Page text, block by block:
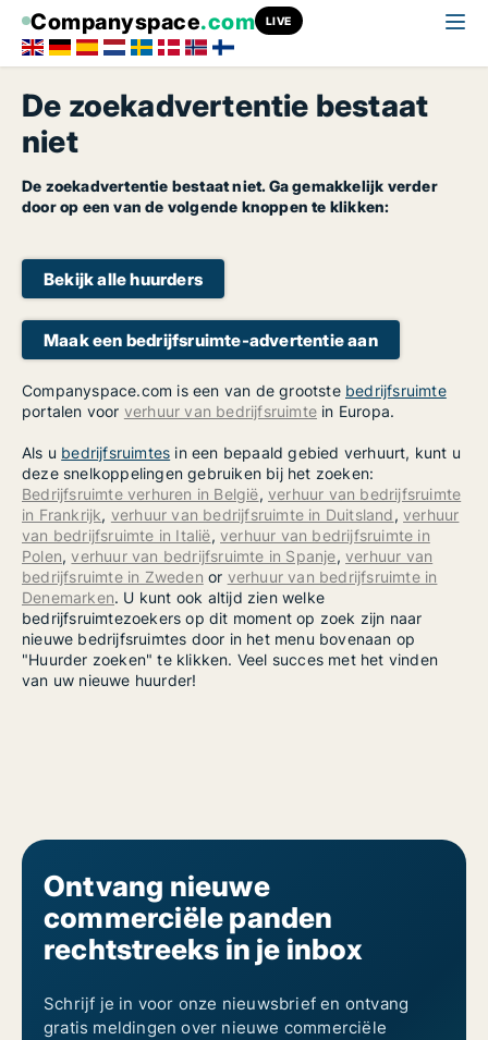
Companyspace.com LIVE
De zoekadvertentie bestaat
niet
De zoekadvertentie bestaat niet. Ga gemakkelijk verder
door op een van de volgende knoppen te klikken:
Bekijk alle huurders
Maak een bedrijfsruimte-advertentie aan
Companyspace.com is een van de grootste bedrijfsruimte
portalen voor verhuur van bedrijfsruimte in Europa.
Als u bedrijfsruimtes in een bepaald gebied verhuurt, kunt u
deze snelkoppelingen gebruiken bij het zoeken:
Bedrijfsruimte verhuren in België,verhuur van bedrijfsruimte
in Frankrijk, verhuur van bedrijfsruimte in Duitsland,verhuur
van bedrijfsruimte in Italië,verhuur van bedrijfsruimte in
Polen,verhuur van bedrijfsruimte in Spanje,verhuur van
bedrijfsruimte in Zweden or verhuur van bedrijfsruimte in
Denemarken. U kunt ook altijd zien welke
bedrijfsruimtezoekers op dit moment op zoek zijn naar
nieuwe bedrijfsruimtes door in het menu bovenaan op
"Huurder zoeken" te klikken. Veel succes met het vinden
van uw nieuwe huurder!
Ontvang nieuwe
commerciële panden
rechtstreeks in je inbox
Schrijf je in voor onze nieuwsbrief en ontvang
gratis meldingen over nieuwe commerciële